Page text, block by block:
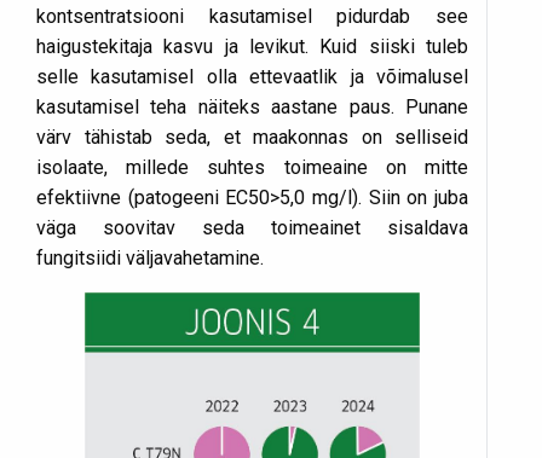
kontsentratsiooni kasutamisel pidurdab see
haigustekitaja kasvu ja levikut. Kuid siiski tuleb
selle kasutamisel olla ettevaatlik ja võimalusel
kasutamisel teha näiteks aastane paus. Punane
värv tähistab seda, et maakonnas on selliseid
isolaate, millede suhtes toimeaine on mitte
efektiivne (patogeeni EC50>5,0 mg/l). Siin on juba
väga soovitav seda toimeainet sisaldava
fungitsiidi väljavahetamine.